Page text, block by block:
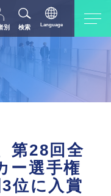
別
在学生・教職員の方
卒業生の方
検索 Language
中文（简体字）
第28回全
ー選手権
位に入賞